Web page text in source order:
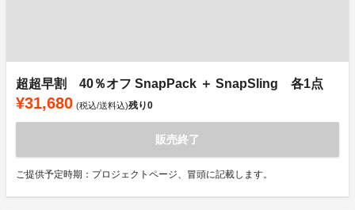
超超早割 40％オフ SnapPack ＋ SnapSling 各1点
¥31,680 (税込/送料込)残り0
販売終了
ご提供予定時期：プロジェクトページ、冒頭に記載します。